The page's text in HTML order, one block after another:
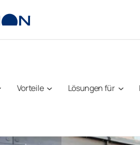
Vorteile Lösungen für